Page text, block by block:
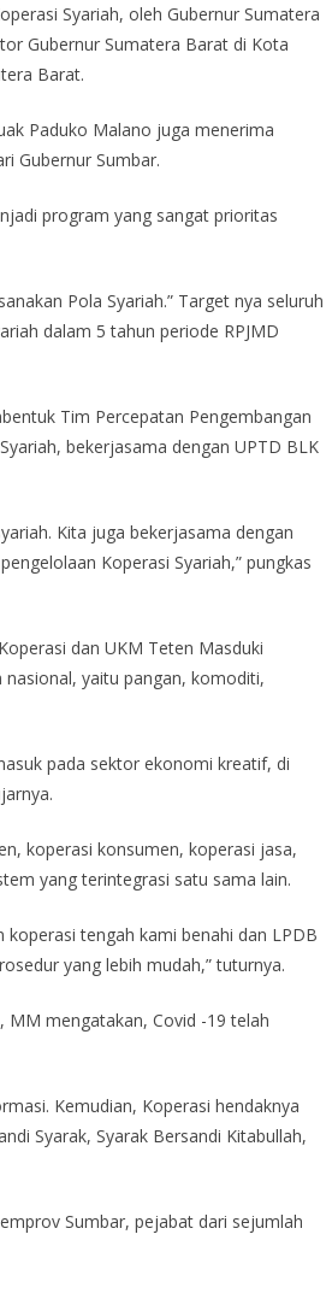
Syariah, oleh Gubernur Sumatera
Gubernur Sumatera Barat di Kota
Barat.
Paduko Malano juga menerima
Gubernur Sumbar.
program yang sangat prioritas
Pola Syariah.” Target nya seluruh
dalam 5 tahun periode RPJMD
Tim Percepatan Pengembangan
bekerjasama dengan UPTD BLK
Kita juga bekerjasama dengan
Koperasi Syariah,” pungkas
dan UKM Teten Masduki
yaitu pangan, komoditi,
pada sektor ekonomi kreatif, di
koperasi konsumen, koperasi jasa,
yang terintegrasi satu sama lain.
tengah kami benahi dan LPDB
yang lebih mudah,” tuturnya.
MM mengatakan, Covid -19 telah
Kemudian, Koperasi hendaknya
Syarak, Syarak Bersandi Kitabullah,
Sumbar, pejabat dari sejumlah